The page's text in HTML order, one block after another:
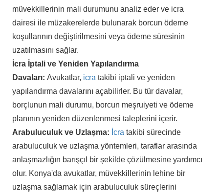
müvekkillerinin mali durumunu analiz eder ve icra
dairesi ile müzakerelerde bulunarak borcun ödeme
koşullarının değiştirilmesini veya ödeme süresinin
uzatılmasını sağlar.
İcra İptali ve Yeniden Yapılandırma
Davaları: Avukatlar, icra takibi iptali ve yeniden
yapılandırma davalarını açabilirler. Bu tür davalar,
borçlunun mali durumu, borcun meşruiyeti ve ödeme
planının yeniden düzenlenmesi taleplerini içerir.
Arabuluculuk ve Uzlaşma: İcra takibi sürecinde
arabuluculuk ve uzlaşma yöntemleri, taraflar arasında
anlaşmazlığın barışçıl bir şekilde çözülmesine yardımcı
olur. Konya'da avukatlar, müvekkillerinin lehine bir
uzlaşma sağlamak için arabuluculuk süreçlerini